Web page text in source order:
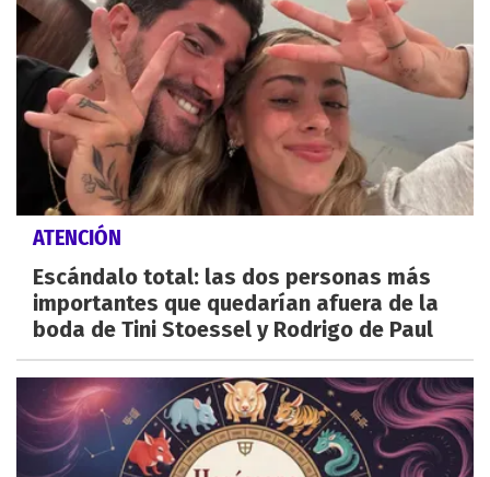
ATENCIÓN
Escándalo total: las dos personas más
importantes que quedarían afuera de la
boda de Tini Stoessel y Rodrigo de Paul